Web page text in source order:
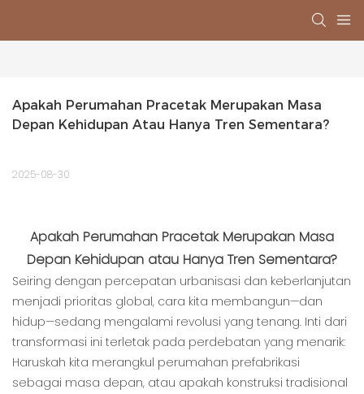
Apakah Perumahan Pracetak Merupakan Masa
Depan Kehidupan Atau Hanya Tren Sementara?
2025-08-30
Apakah Perumahan Pracetak Merupakan Masa
Depan Kehidupan atau Hanya Tren Sementara?
Seiring dengan percepatan urbanisasi dan keberlanjutan
menjadi prioritas global, cara kita membangun—dan
hidup—sedang mengalami revolusi yang tenang. Inti dari
transformasi ini terletak pada perdebatan yang menarik:
Haruskah kita merangkul perumahan prefabrikasi
sebagai masa depan, atau apakah konstruksi tradisional